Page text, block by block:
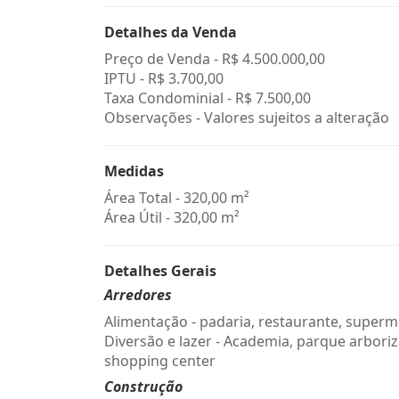
Detalhes da Venda
Preço de Venda - R$ 4.500.000,00
IPTU - R$ 3.700,00
Taxa Condominial - R$ 7.500,00
Observações - Valores sujeitos a alteração
Medidas
Área Total - 320,00 m²
Área Útil - 320,00 m²
Detalhes Gerais
Arredores
Alimentação - padaria, restaurante,
Diversão e lazer - Academia, parque
shopping center
Construção